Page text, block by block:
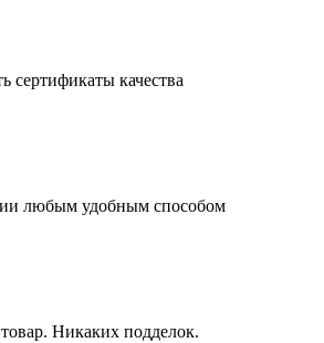
сертификаты качества
любым удобным способом
Никаких подделок.